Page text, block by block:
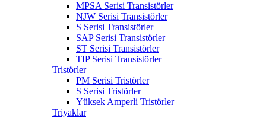
MPSA Serisi Transistörler
NJW Serisi Transistörler
S Serisi Transistörler
SAP Serisi Transistörler
ST Serisi Transistörler
TIP Serisi Transistörler
Tristörler
PM Serisi Tristörler
S Serisi Tristörler
Yüksek Amperli Tristörler
Triyaklar